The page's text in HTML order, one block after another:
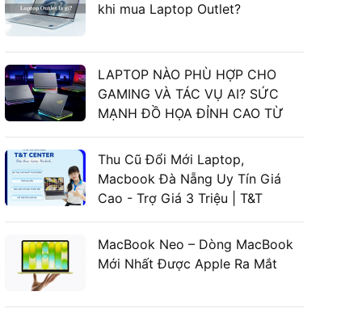
khi mua Laptop Outlet?
LAPTOP NÀO PHÙ HỢP CHO
GAMING VÀ TÁC VỤ AI? SỨC
MẠNH ĐỒ HỌA ĐỈNH CAO TỪ
LAPTOP ASUS GAMING
Thu Cũ Đổi Mới Laptop,
Macbook Đà Nẵng Uy Tín Giá
Cao - Trợ Giá 3 Triệu | T&T
Center
MacBook Neo – Dòng MacBook
Mới Nhất Được Apple Ra Mắt